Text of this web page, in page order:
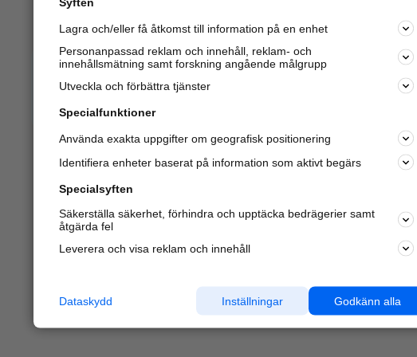
Varje vecka besöker du och 4 miljonerandra härliga
oss för att hitta rätt lokal information om företag,
Lagra och/eller få åtkomst till information på en enhet
Personanpassad reklam och innehåll, reklam- och
innehållsmätning samt forskning angående målgrupp
Utveckla och förbättra tjänster
Specialfunktioner
Använda exakta uppgifter om geografisk positionering
Identifiera enheter baserat på information som aktivt begärs
Specialsyften
Säkerställa säkerhet, förhindra och upptäcka bedrägerier samt
åtgärda fel
Leverera och visa reklam och innehåll
Godkänn alla
Inställningar
Dataskydd